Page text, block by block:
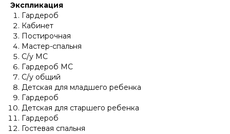
Экспликация
Гардероб
Кабинет
Постирочная
Мастер-спальня
С/у МС
Гардероб МС
С/у общий
Детская для младшего ребенка
Гардероб
Детская для старшего ребенка
Гардероб
Гостевая спальня